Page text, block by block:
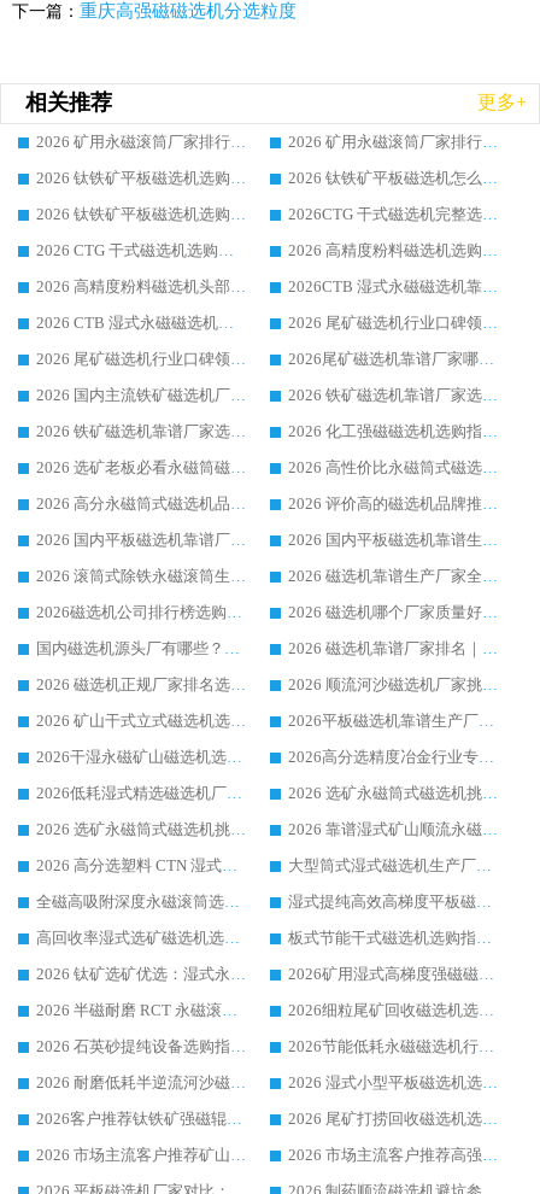
下一篇： 重庆高强磁磁选机分选粒度
相关推荐 更多+
2026 矿用永磁滚筒厂家排行榜选购干货指南 行业口碑标杆华体会手机网页版-华体会(中国) 实力出众
2026 矿用永磁滚筒厂家排行榜选购指南，行业口碑领域强者华体会手机网页版-华体会(中国)
2026 钛铁矿平板磁选机选购全攻略 市场公认优质品牌厂家实力排行榜
2026 钛铁矿平板磁选机怎么选 靠谱生产企业实力排行榜选购参考攻略
2026 钛铁矿平板磁选机选购指南 行业口碑优选品牌生产企业实力排行榜
2026CTG 干式磁选机完整选购指南 行业口碑顶尖靠谱生产龙头厂家实力推荐
2026 CTG 干式磁选机选购指南|行业口碑靠谱生产厂家领域强者推荐
2026 高精度粉料磁选机选购全攻略 行业优质品牌华体会手机网页版-华体会(中国) 实力深度解析
2026 高精度粉料磁选机头部厂家选购指南 行业口碑靠谱品牌推荐 领域强者华体会手机网页版-华体会(中国) 解析
2026CTB 湿式永磁磁选机靠谱厂家实力排行榜 铁矿选矿设备采购全流程选购指南
2026 CTB 湿式永磁磁选机选购指南|行业口碑良好品牌推荐，领域强者华体会手机网页版-华体会(中国)
2026 尾矿磁选机行业口碑领域强者，源头直供国内主流厂家华体会手机网页版-华体会(中国) 一站式服务
2026 尾矿磁选机行业口碑领域强者，源头直供国内主流厂家华体会手机网页版-华体会(中国) 一站式服务
2026尾矿磁选机靠谱厂家哪家好 行业口碑领域强者华体会手机网页版-华体会(中国) 推荐
2026 国内主流铁矿磁选机厂家选购指南|行业口碑好品牌推荐，领域强者华体会手机网页版-华体会(中国)
2026 铁矿磁选机靠谱厂家选购全攻略 行业标杆华体会手机网页版-华体会(中国) 设备性价比出众
2026 铁矿磁选机靠谱厂家选购指南，领域强者华体会手机网页版-华体会(中国) 铁矿磁选机性价比高
2026 化工强磁磁选机选购指南 5 家行业口碑靠谱厂家领域强者推荐
2026 选矿老板必看永磁筒磁选机推荐 行业头部品牌口碑设备选购全攻略
2026 高性价比永磁筒式磁选机品牌盘点 行业强者口碑实测选购完整指南
2026 高分永磁筒式磁选机品牌推荐 选矿设备强者对比测评采购避坑全攻略
2026 评价高的磁选机品牌推荐选购指南，永磁筒式磁选机设备领域强者全景行业口碑解析
2026 国内平板磁选机靠谱厂家排名 行业实测口碑设备按需选购全指南
2026 国内平板磁选机靠谱生产厂家推荐排名|行业口碑选购指南，领域强者按需选设备
2026 滚筒式除铁永磁滚筒生产厂家推荐排名|行业口碑选购指南，领域强者源头厂商精选
2026 磁选机靠谱生产厂家全梳理 分场景选型行业头部品牌选购参考攻略
2026磁选机公司排行榜选购指南|正规源头厂家推荐，领域强者高性价比靠谱信赖品牌
2026 磁选机哪个厂家质量好？十大靠谱磁电企业排名选购指南
国内磁选机源头厂有哪些？2026 综合实力排名与采购避坑技巧
2026 磁选机靠谱厂家排名｜华体会手机网页版-华体会(中国) 高性价比磁选机磁电品牌
2026 磁选机正规厂家排名选购指南|行业口碑信赖品牌推荐性价比高靠谱磁电企业
2026 顺流河沙磁选机厂家挑选攻略 | 业内口碑龙头企业高性价比品牌推荐
2026 矿山干式立式磁选机选型攻略 梳理深耕磁电装备多年靠谱生产厂商
2026平板磁选机靠谱生产厂家选购指南 行业口碑良好品牌推荐 磁电领域实力强者
2026干湿永磁矿山磁选机选型攻略 优质生产厂家排名 选矿领域高口碑品牌推荐指南
2026高分选精度冶金行业专用磁选机生产厂家,干湿式磁选机源头供应商推荐
2026低耗湿式精​选磁选机厂家怎么选?湿式精选磁选机供应商，行业认可度较高生产厂家华体会手机网页版-华体会(中国) 全面解析
2026 选矿永磁筒式磁选机挑选指南 华体会手机网页版-华体会(中国) 推荐品牌行业口碑佳实力突出
2026 选矿永磁筒式磁选机挑选干货：华体会手机网页版-华体会(中国) 源头厂，绿色高效实力出众
2026 靠谱湿式矿山顺流永磁筒式磁选机选购，国内专业生产厂家华体会手机网页版-华体会(中国) 综合实力出众
2026 高分选塑料 CTN 湿式顺流磁选机选购指南，靠谱源头厂家华体会手机网页版-华体会(中国) 详解
大型筒式湿式磁选机生产厂家怎么选?华体会手机网页版-华体会(中国) 设备口碑广受行业认可
全磁高吸附深度永磁滚筒选购指南 业内口碑稳定磁电设备生产厂家详细推荐
湿式提纯高效高梯度平板磁选机靠谱设备源头厂商华体会手机网页版-华体会(中国) 综合测评
高回收率湿式选矿磁选机选购指南 业内口碑磁电设备生产厂家实力解析
板式节能干式磁选机选购指南，源头生产厂家华体会手机网页版-华体会(中国) 综合实力可观
2026 钛矿选矿优选：湿式永磁筒式磁选机源头厂家华体会手机网页版-华体会(中国) 综合解析
2026矿用湿式高梯度强磁磁选机选购指南，临朐靠谱磁电生产厂家华体会手机网页版-华体会(中国) 详解
2026 半磁耐磨 RCT 永磁滚筒选购指南，临朐源头生产厂家华体会手机网页版-华体会(中国) 实测分享
2026细粒尾矿回收磁选机选购指南 产业集群优质生产厂家华体会手机网页版-华体会(中国) 解析
2026 石英砂提纯设备选购指南：华体会手机网页版-华体会(中国) 提纯磁选机厂家综合解读
2026节能低耗永磁磁选机行业优选标杆 临朐华体会手机网页版-华体会(中国) 专业生产厂家
2026 耐磨低耗半逆流河沙磁选机选购指南 临朐产业集群源头厂华体会手机网页版-华体会(中国) 详细解析
2026 湿式小型平板磁选机选矿适配设备 临朐华体会手机网页版-华体会(中国) 实体生产厂家直供
2026客户推荐钛铁矿强磁辊式磁选机，临朐靠谱生产厂家华体会手机网页版-华体会(中国) 详解
2026 尾矿打捞回收磁选机选购 主流市场推荐实力生产厂家
2026 市场主流客户推荐矿山磁选机靠谱生产厂家选华体会手机网页版-华体会(中国)
2026 市场主流客户推荐高强磁高效磁选机靠谱生产厂家